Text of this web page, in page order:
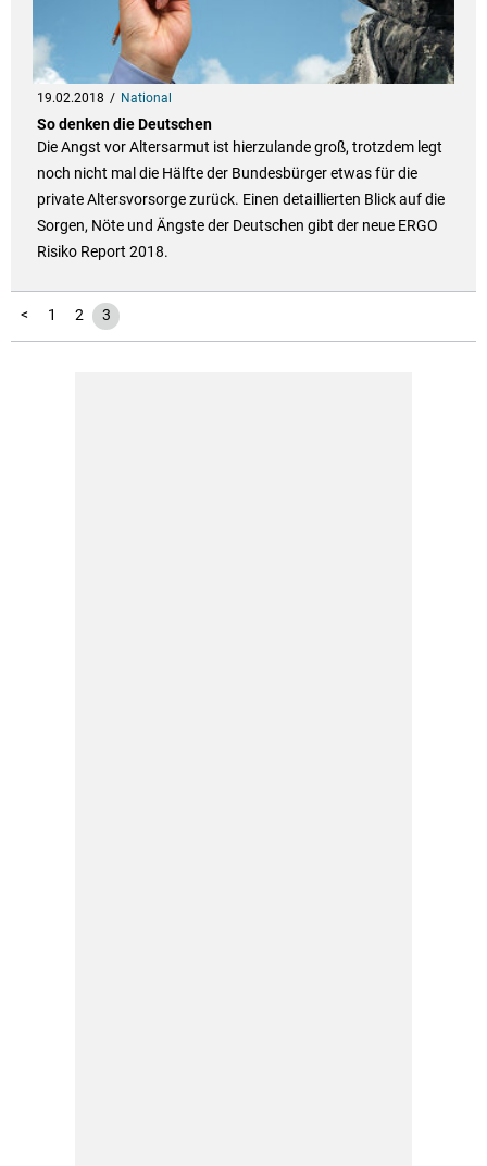
19.02.2018 National
So denken die Deutschen
Die Angst vor Altersarmut ist hierzulande groß, trotzdem legt
noch nicht mal die Hälfte der Bundesbürger etwas für die
private Altersvorsorge zurück. Einen detaillierten Blick auf die
Sorgen, Nöte und Ängste der Deutschen gibt der neue ERGO
Risiko Report 2018.
< 1 2 3